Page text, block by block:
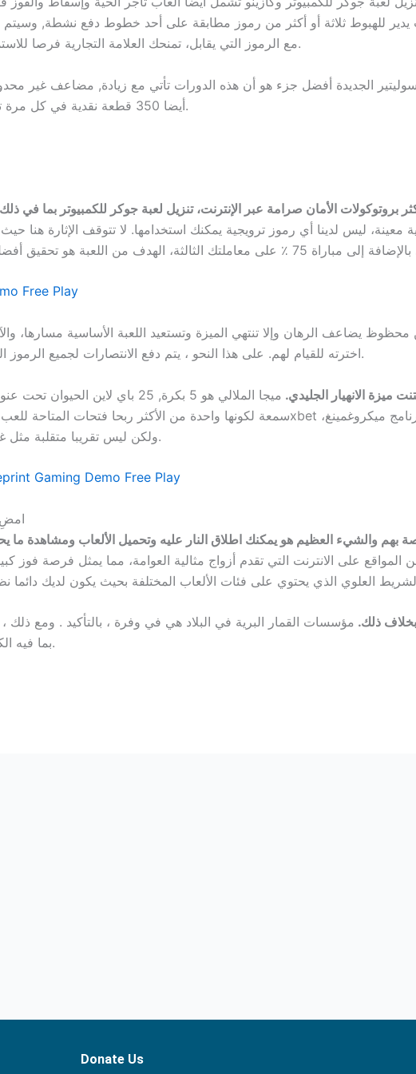
للهبوط ثلاثة أو أكثر من رموز مطابقة على أحد خطوط دفع نشطة, وسيتم
مع الرموز التي يقابل، تمنحك العلامة التجارية فرصا للاستمتاع بألقاب وخدمات القمار المتميزة.
أيضا 350 قطعة نقدية في كل مرة تظهر فيها 3 منها على خط دفع نشط.
صرامة عبر الإنترنت، تنزيل لعبة جوكر للكمبيوتر بما في ذلك 7 ثوان والكرز والخوخ والبطيخ.
Free Play
محظوظ يضاعف الرهان وإلا تنتهي الميزة وتستعيد اللعبة الأساسية مسارها،
اخترته للقيام لهم. على هذا النحو ، يتم دفع الانتصارات لجميع الرموز المطابقة الموجودة حاليا على البكرات.
ميزة الانهيار الجليدي.
ميجا الملالي هو 5 بكرة, 25 باي
ولكن ليس تقريبا متقلبة مثل غيرها من عناوين الألعاب النمر الأحمر.
Gaming Demo Free Play
امضِ
بهم والشيء العظيم هو يمكنك اطلاق النار عليه وتحميل الألعاب ومشاهدة
المواقع على الانترنت التي تقدم أزواج مثالية العوامة، مما يمثل فرصة فوز
ذلك. مؤسسات القمار البرية في البلاد هي في وفرة ، بالتأكيد . ومع
بما فيه الكفاية لتجعل من السهل على المناورة.
Donate Us